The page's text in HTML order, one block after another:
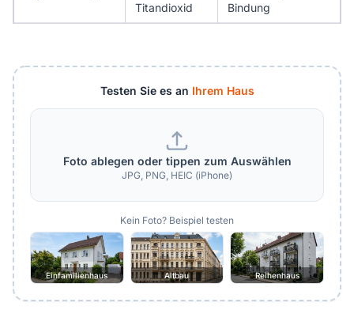
Titandioxid
Bindung
Testen Sie es an Ihrem Haus
Foto ablegen oder tippen zum Auswählen
JPG, PNG, HEIC (iPhone)
Kein Foto? Beispiel testen
Einfamilienhaus Altbau Reihenhaus